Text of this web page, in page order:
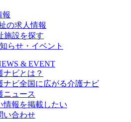
報
の求人情報
施設を探す
らせ・イベント
& EVENT
ナビとは？
全国に広がる介護ナビ
ニュース
情報を掲載したい
い合わせ